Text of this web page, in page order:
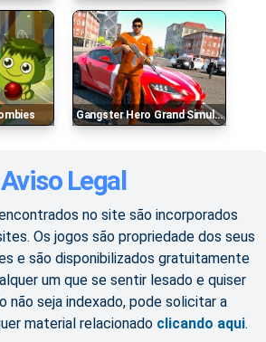
Gangster Hero Grand Simulator
Aviso Legal
no site são incorporados
Os jogos são propriedade dos seus
e são disponibilizados gratuitamente
um que se sentir lesado e quiser
não seja indexado, pode solicitar a
material relacionado clicando aqui.